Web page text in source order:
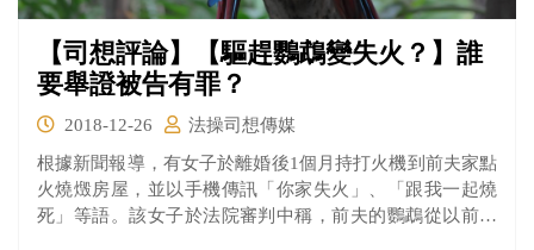
【司想評論】【驅趕鸚鵡變失火？】誰
要舉證被告有罪？
2018-12-26
法操司想傳媒
根據新聞報導，有女子於離婚後1個月持打火機到前夫家點
火燒燬房屋，並以手機傳訊「你家失火」、「跟我一起燒
死」等語。該女子於法院審判中稱，前夫的鸚鵡從以前就